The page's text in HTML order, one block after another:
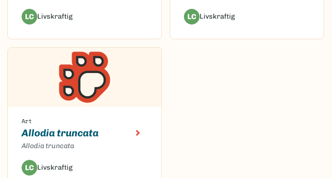
LC Livskraftig LC Livskraftig
Art
Allodia truncata
Allodia truncata
LC Livskraftig